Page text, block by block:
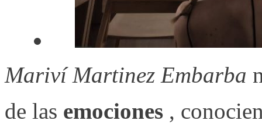
Mariví Martinez Embarba
de las emociones ,